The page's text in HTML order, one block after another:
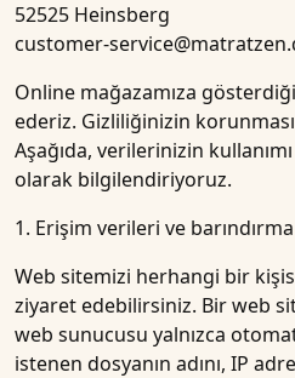
52525 Heinsberg
customer-
Online mağazamıza
ederiz. Gizliliğinizin
Aşağıda, verilerinizin kullanımı
olarak bilgilendiriyoruz.
1. Erişim verileri ve barındırma
Web sitemizi herhangi bir
ziyaret edebilirsiniz. Bir web
web sunucusu yalnızca
istenen dosyanın adını, IP